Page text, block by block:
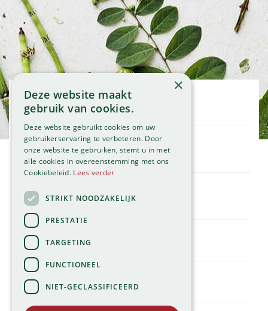
Openingstijden
Maandag
Dinsdag
Woensdag
Donderdag
Vrijdag
Zaterdag
Zondag
Bekijk onze afwijkende openingstijden >
Klantenservice
Service
Tuincentrum
Contact
Global Garden
Hillegommerdijk 554
2136 KX Zwaanshoek
T.023 584 23 54
E.info@globalgarden.nl
×
Deze website maakt
gebruik van cookies.
Deze website gebruikt cookies om uw
gebruikerservaring te verbeteren. Door
onze website te gebruiken, stemt u in met
alle cookies in overeenstemming met ons
Cookiebeleid. Lees verder
STRIKT NOODZAKELIJK
PRESTATIE
TARGETING
FUNCTIONEEL
NIET-GECLASSIFICEERD